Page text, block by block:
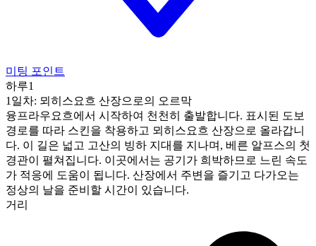
미팅 포인트
하루1
1일차: 뫼히스요흐 산장으로의 오르막
융프라우요흐에서 시작하여 천천히 출발합니다. 표시된 도보
경로를 따라 스킨을 착용하고 뫼히스요흐 산장으로 올라갑니
다. 이 길은 넓고 고산의 빙하 지대를 지나며, 베른 알프스의 첫
경관이 펼쳐집니다. 이곳에서는 공기가 희박하므로 느린 속도
가 적응에 도움이 됩니다. 산장에서 주변을 즐기고 다가오는
정상의 날을 준비할 시간이 있습니다.
거리